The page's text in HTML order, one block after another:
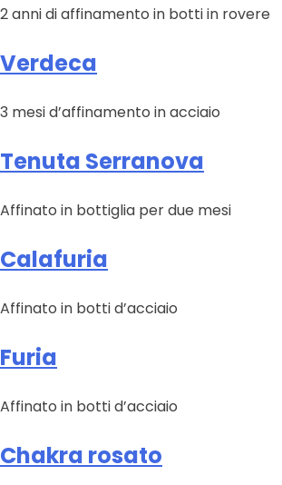
2 anni di affinamento in botti in rovere
Verdeca
3 mesi d’affinamento in acciaio
Tenuta Serranova
Affinato in bottiglia per due mesi
Calafuria
Affinato in botti d’acciaio
Furia
Affinato in botti d’acciaio
Chakra rosato